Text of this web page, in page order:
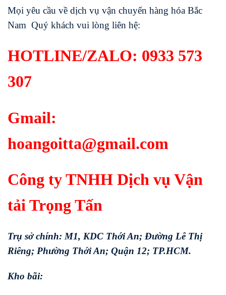
Mọi yêu cầu về dịch vụ vận chuyển hàng hóa Bắc
Nam Quý khách vui lòng liên hệ:
HOTLINE/ZALO: 0933 573
307
Gmail:
hoangoitta@gmail.com
Công ty TNHH Dịch vụ Vận
tải Trọng Tấn
Trụ sở chính: M1, KDC Thới An; Đường Lê Thị
Riêng; Phường Thới An; Quận 12; TP.HCM.
Kho bãi: